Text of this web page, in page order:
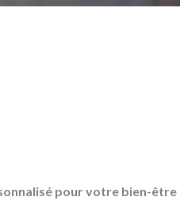
pour votre bien-être